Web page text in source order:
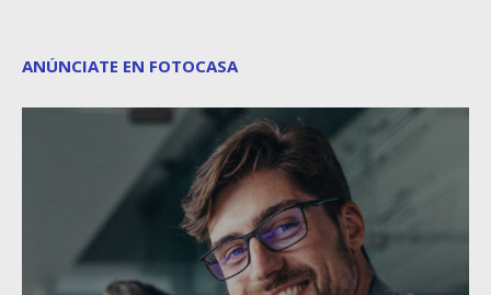
ANÚNCIATE EN FOTOCASA